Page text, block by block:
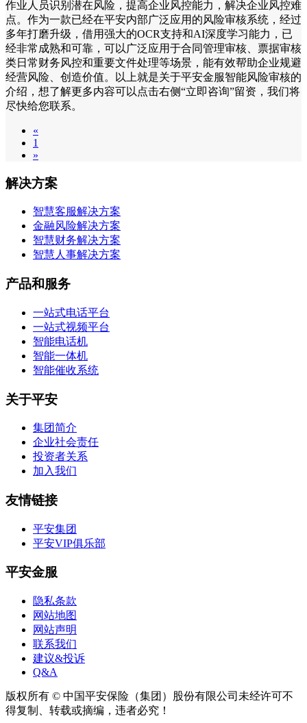
作业人员识别潜在风险，提高企业风控能力，解决企业风控难
点。作为一款已经在平安内部广泛应用的风险审核系统，经过
多年打磨升级，借用强大的OCR支持和AI深度学习能力，已
经非常成熟和可靠，可以广泛应用于合同管理审核、票据审核
类日常财务风控和重要文件处理等场景，能有效帮助企业规避
经营风险、创造价值。以上就是关于平安金服智能风险审核的
介绍，想了解更多内容可以点击右侧“立即咨询”留资，我们将
尽快给您联系。
«
1
»
解决方案
智慧客服解决方案
金融风险解决方案
智慧财务解决方案
智慧人事解决方案
产品和服务
一站式电话平台
一站式视频平台
智能电话机
智能一体机
智能催收系统
关于平安
集团简介
企业社会责任
投资者关系
加入我们
友情链接
平安集团
平安VIP俱乐部
平安金服
隐私条款
网站地图
网站声明
联系我们
建议&投诉
Q&A
版权所有 © 中国平安保险（集团）股份有限公司未经许可不
得复制、转载或摘编，违者必究！